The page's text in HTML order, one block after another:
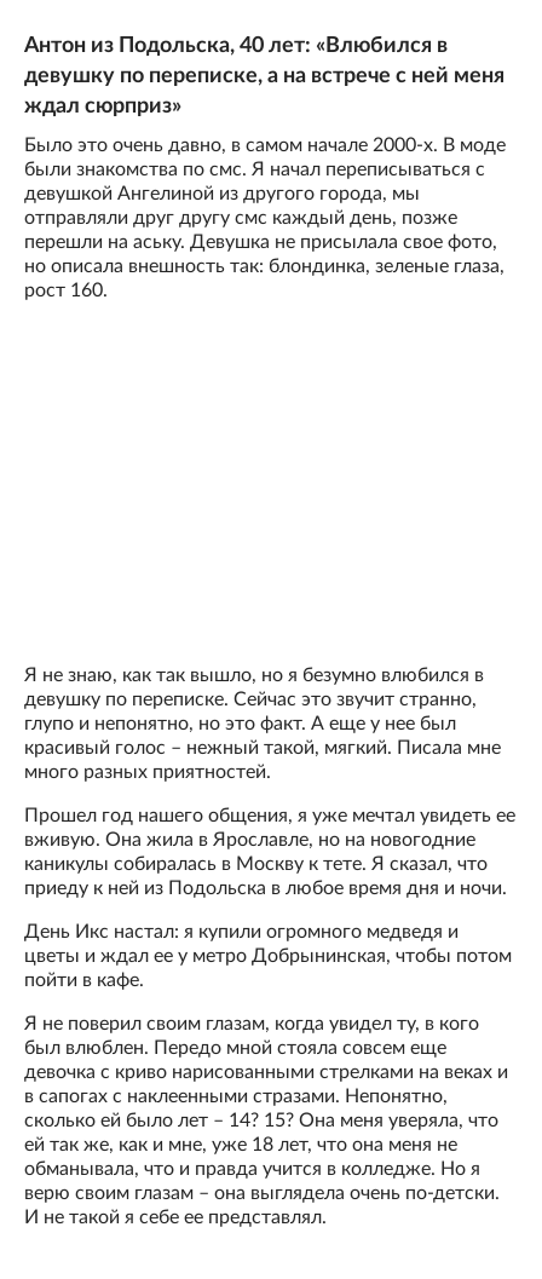
Антон из Подольска, 40 лет: «Влюбился в
девушку по переписке, а на встрече с ней меня
ждал сюрприз»
Было это очень давно, в самом начале 2000-х. В моде
были знакомства по смс. Я начал переписываться с
девушкой Ангелиной из другого города, мы
отправляли друг другу смс каждый день, позже
перешли на аську. Девушка не присылала свое фото,
но описала внешность так: блондинка, зеленые глаза,
рост 160.
Я не знаю, как так вышло, но я безумно влюбился в
девушку по переписке. Сейчас это звучит странно,
глупо и непонятно, но это факт. А еще у нее был
красивый голос – нежный такой, мягкий. Писала мне
много разных приятностей.
Прошел год нашего общения, я уже мечтал увидеть ее
вживую. Она жила в Ярославле, но на новогодние
каникулы собиралась в Москву к тете. Я сказал, что
приеду к ней из Подольска в любое время дня и ночи.
День Икс настал: я купили огромного медведя и
цветы и ждал ее у метро Добрынинская, чтобы потом
пойти в кафе.
Я не поверил своим глазам, когда увидел ту, в кого
был влюблен. Передо мной стояла совсем еще
девочка с криво нарисованными стрелками на веках и
в сапогах с наклеенными стразами. Непонятно,
сколько ей было лет – 14? 15? Она меня уверяла, что
ей так же, как и мне, уже 18 лет, что она меня не
обманывала, что и правда учится в колледже. Но я
верю своим глазам – она выглядела очень по-детски.
И не такой я себе ее представлял.